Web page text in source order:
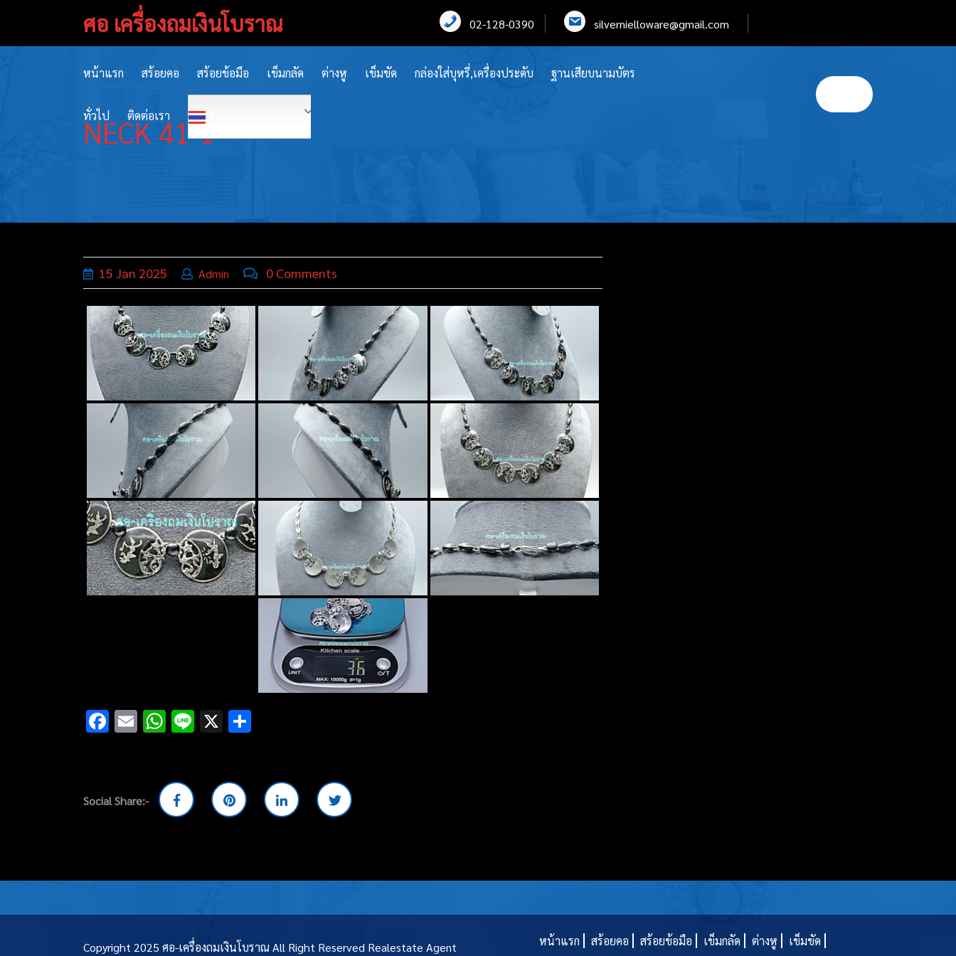
ศอ เครื่องถมเงินโบราณ 02-128-0390 silvernielloware@gmail.com
หน้าแรก สร้อยคอ สร้อยข้อมือ เข็มกลัด ต่างหู เข็มขัด กล่องใส่บุหรี่,เครื่องประดับ ฐานเสียบนามบัตร
ทั่วไป ติดต่อเรา
NECK 41-1
15 Jan 2025 Admin 0 Comments
Facebook
EmailWhatsApp
Line
X
Social Share:-
Copyright 2025 ศอ-เครื่องถมเงินโบราณ All Right Reserved Realestate Agent หน้าแรก สร้อยคอ สร้อยข้อมือ เข็มกลัด ต่างหู เข็มขัด